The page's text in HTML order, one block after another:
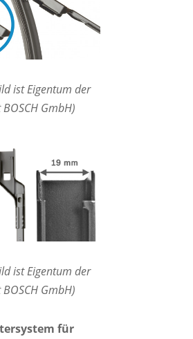
ist Eigentum der
GmbH)
ist Eigentum der
GmbH)
für